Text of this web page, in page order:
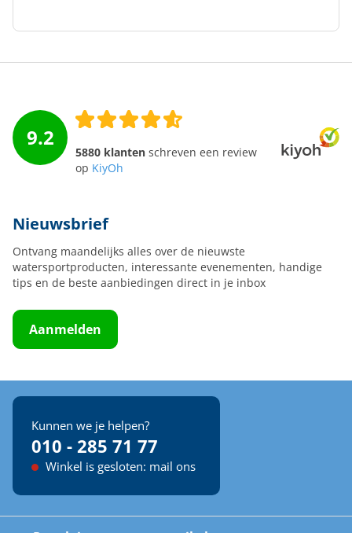
9.2
5880 klanten schreven een review
op KiyOh
Nieuwsbrief
Ontvang maandelijks alles over de nieuwste
watersportproducten, interessante evenementen, handige
tips en de beste aanbiedingen direct in je inbox
Aanmelden
Kunnen we je helpen?
010 - 285 71 77
Winkel is gesloten: mail ons